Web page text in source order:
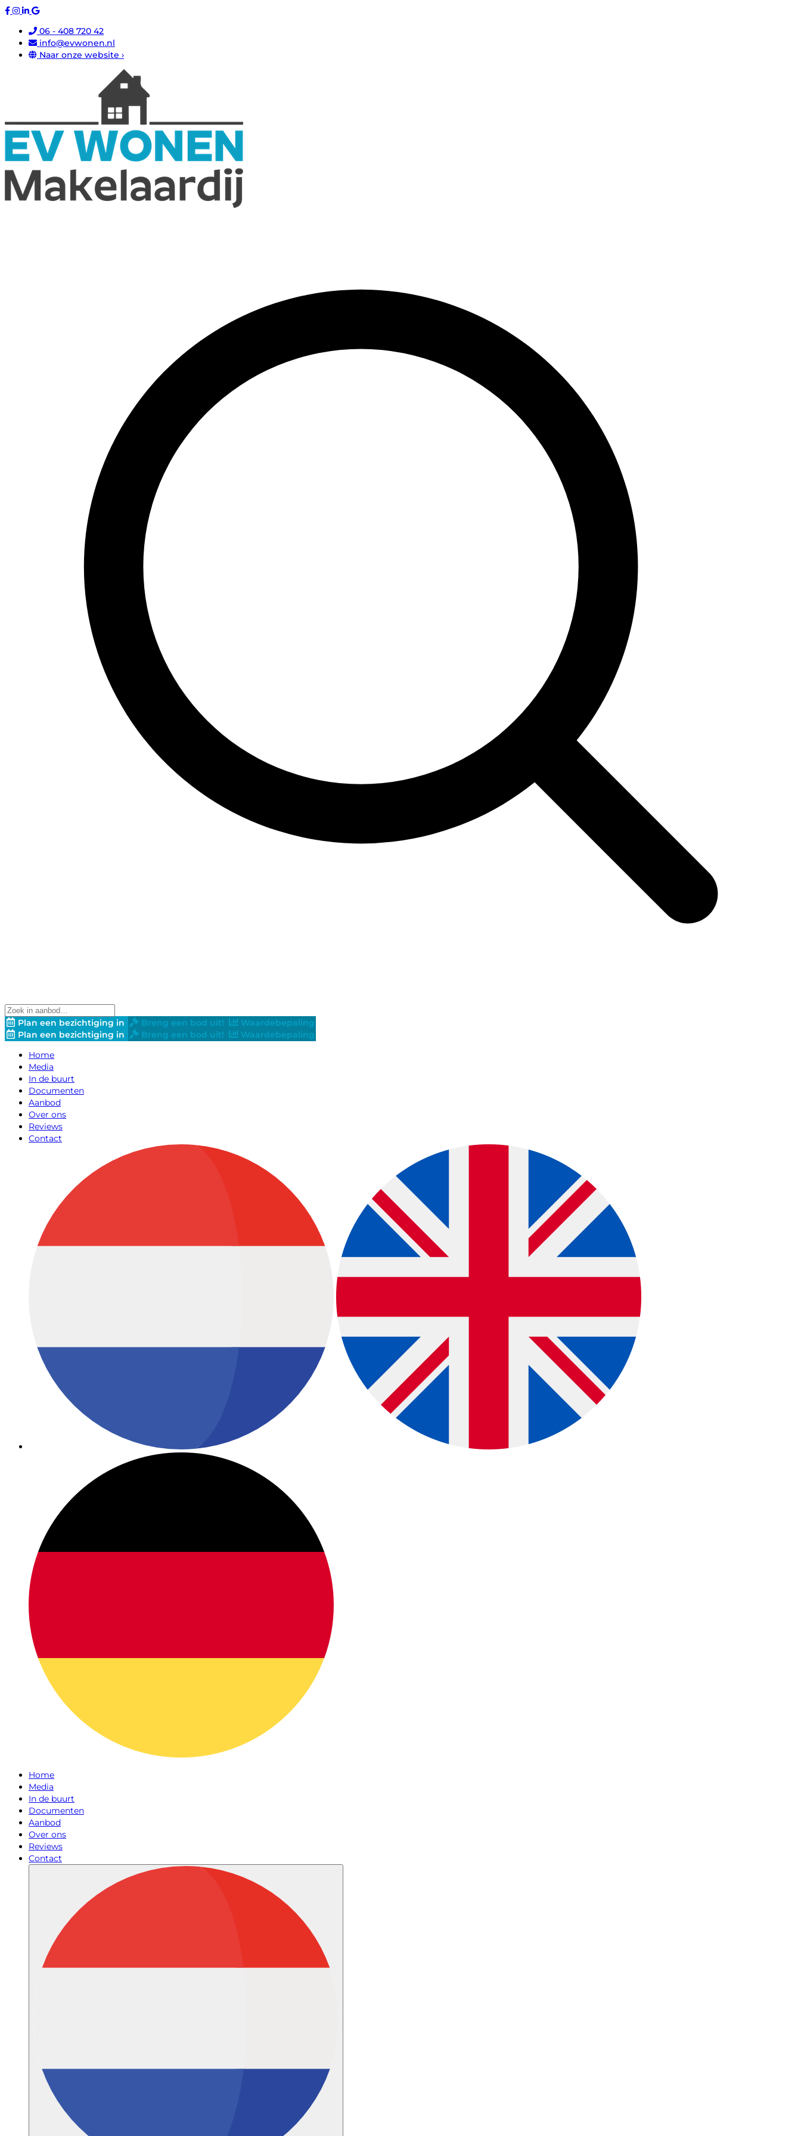
06 - 408 720 42
info@evwonen.nl
Naar onze website ›
Plan een bezichtiging in Breng een bod uit!
Waardebepaling
Plan een bezichtiging in
Breng een bod uit!
Waardebepaling
Home
Media
In de buurt
Documenten
Aanbod
Over ons
Reviews
Contact
Home
Media
In de buurt
Documenten
Aanbod
Over ons
Reviews
Contact